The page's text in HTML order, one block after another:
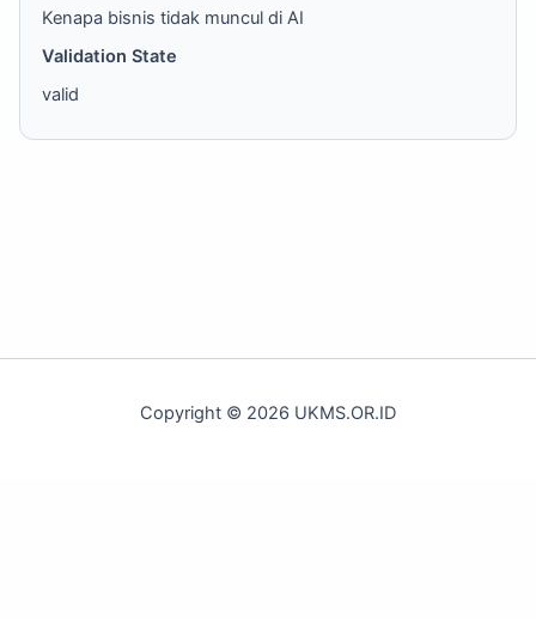
Kenapa bisnis tidak muncul di AI
Validation State
valid
Copyright © 2026 UKMS.OR.ID